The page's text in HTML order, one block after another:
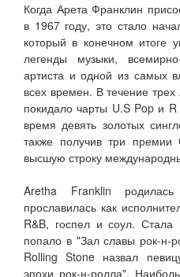
Когда Арета Франклин
в 1967 году, это стало
который в конечном итоге
легенды музыки,
артиста и одной из самых
всех времен. В течение
покидало чарты U.S Pop и
время девять золотых
также получив три
высшую строку
Aretha Franklin
прославилась как
R&B, госпел и соул.
попало в "Зал славы рок-н-
Rolling Stone назвал
эпохи рок-н-ролла".